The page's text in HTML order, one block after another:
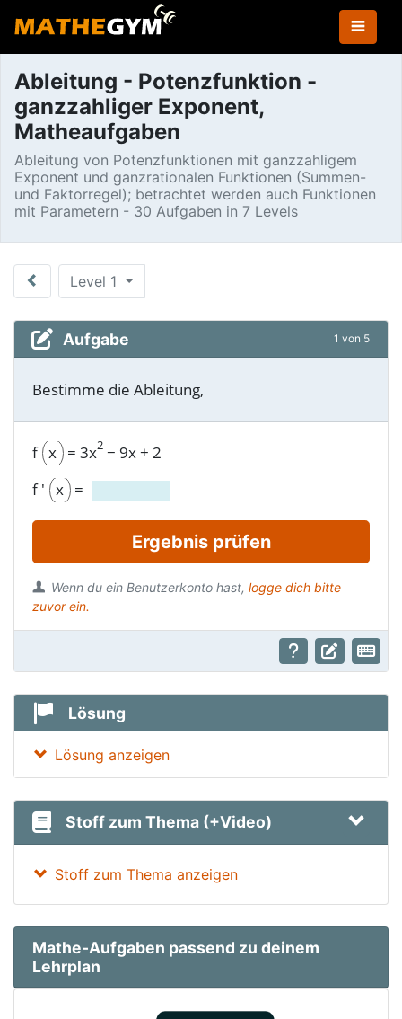
Ableitung - Potenzfunktion -
ganzzahliger Exponent,
Matheaufgaben
Ableitung von Potenzfunktionen mit ganzzahligem
Exponent und ganzrationalen Funktionen (Summen-
und Faktorregel); betrachtet werden auch Funktionen
mit Parametern - 30 Aufgaben in 7 Levels
Level 1
Aufgabe 1 von 5
Bestimme die Ableitung,
f x = 3x2 − 9x+ 2
f ' x =
Ergebnis prüfen
Wenn du ein Benutzerkonto hast, logge dich bitte
zuvor ein.
Lösung
Lösung anzeigen
Stoff zum Thema (+Video)
Stoff zum Thema anzeigen
Mathe-Aufgaben passend zu deinem
Lehrplan